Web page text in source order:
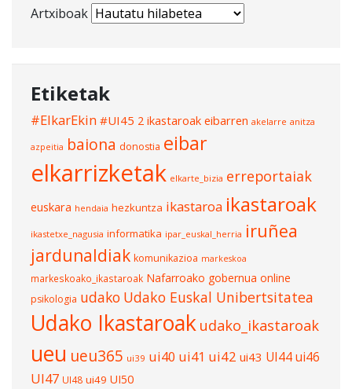
Artxiboak
Etiketak
#ElkarEkin #UI45 2 ikastaroak eibarren akelarre anitza
azpeitia baiona donostia eibar
elkarrizketak elkarte_bizia erreportaiak
euskara hendaia hezkuntza ikastaroa ikastaroak
ikastetxe_nagusia informatika ipar_euskal_herria iruñea
jardunaldiak komunikazioa markeskoa
markeskoako_ikastaroak Nafarroako gobernua online
psikologia udako Udako Euskal Unibertsitatea
Udako Ikastaroak udako_ikastaroak
ueu ueu365 ui39 ui40 ui41 ui42 ui43 UI44ui46
UI47 UI48 ui49 UI50